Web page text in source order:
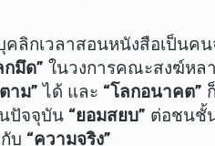
คลิกเวลาสอนหนังสือเป็นค
กมึด” ในวงการคณะสงฆ์หล
าม” ได้ และ “โลกอนาคต”
ปัจจุบัน “ยอมสยบ” ต่อชนชั้
บ “ความจริง”